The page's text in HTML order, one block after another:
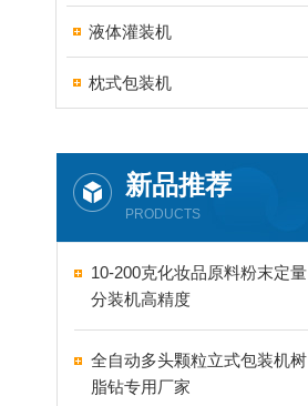
液体灌装机
枕式包装机
新品推荐
PRODUCTS
10-200克化妆品原料粉末定量
分装机高精度
全自动多头颗粒立式包装机树
脂钻专用厂家